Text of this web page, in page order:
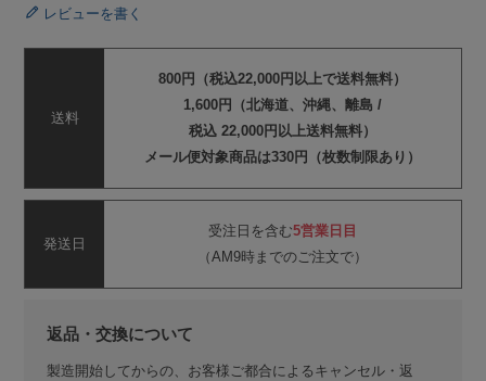
レビューを書く
送料
800円（税込22,000円以上で送料無料）
1,600円（北海道、沖縄、離島 /
税込 22,000円以上送料無料）
メール便対象商品は330円（枚数制限あり）
発送日
受注日を含む5営業日目
（AM9時までのご注文で）
返品・交換について
製造開始してからの、お客様ご都合によるキャンセル・返